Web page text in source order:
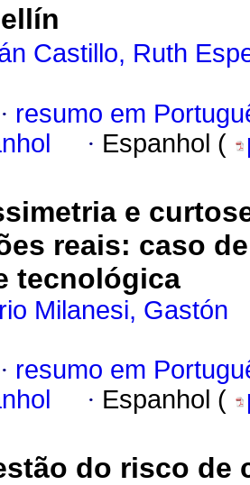
Castillo, Ruth
· resumo em
· Espanhol (
e
reais: caso
tecnológica
Milanesi, Gastón
· resumo em
· Espanhol (
do risco de